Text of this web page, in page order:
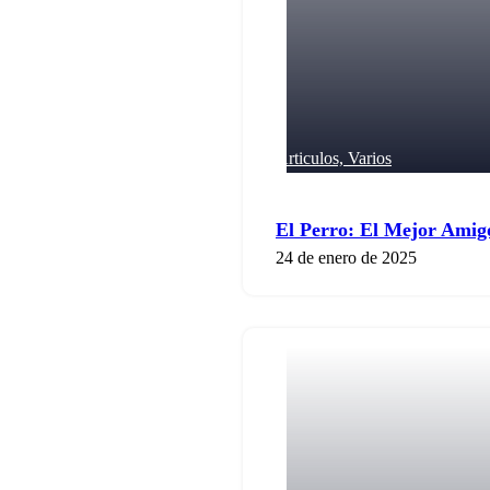
Articulos, Varios
El Perro: El Mejor
24 de enero de 2025